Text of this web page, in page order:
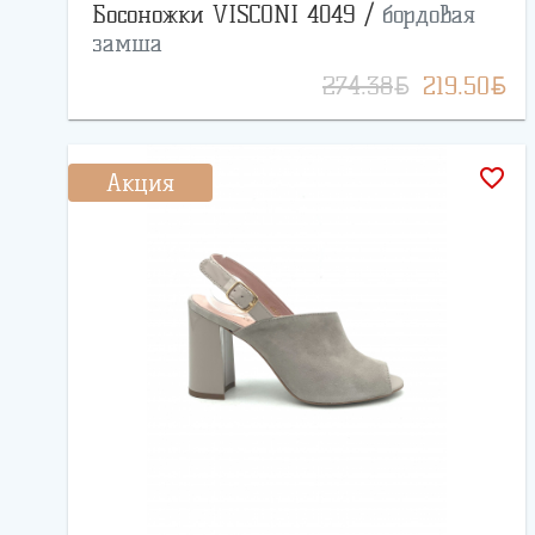
Босоножки VISCONI 4049 / бордовая
замша
274.38BYN 219.50BYN
Акция favorite_border